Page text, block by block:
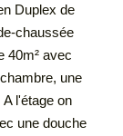
Duplex de
chaussée
40m² avec
une
l'étage on
une douche